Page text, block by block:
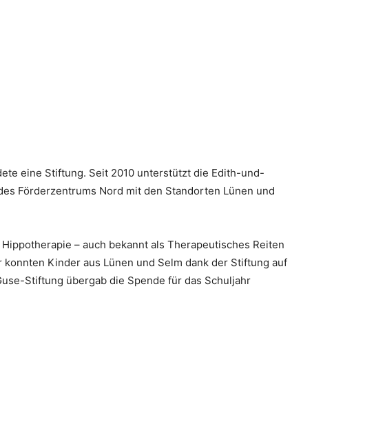
eine Stiftung. Seit 2010 unterstützt die Edith-und-
Förderzentrums Nord mit den Standorten Lünen und
– auch bekannt als Therapeutisches Reiten
Kinder aus Lünen und Selm dank der Stiftung auf
Stiftung übergab die Spende für das Schuljahr